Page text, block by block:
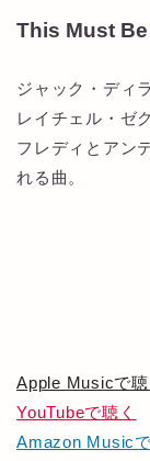
This Must
ジャック・ディ
レイチェル・ゼ
フレディとアン
れる曲。
Apple Musicで聴
YouTubeで聴く
Amazon Musicで